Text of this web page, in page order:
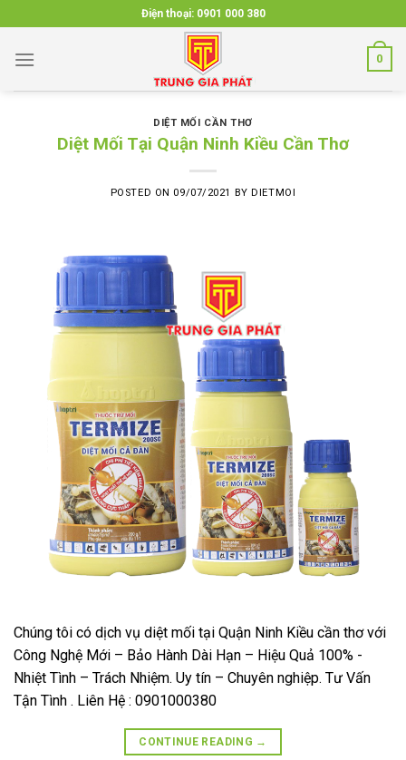
to
content
Điện thoại: 0901 000 380
0
DIỆT MỐI CẦN THƠ
Diệt Mối Tại Quận Ninh Kiều Cần Thơ
POSTED ON 09/07/2021 BYDIETMOI
Chúng tôi có dịch vụ diệt mối tại Quận Ninh Kiều cần thơ với
Công Nghệ Mới – Bảo Hành Dài Hạn – Hiệu Quả 100% -
Nhiệt Tình – Trách Nhiệm. Uy tín – Chuyên nghiệp. Tư Vấn
Tận Tình . Liên Hệ : 0901000380
CONTINUE READING →